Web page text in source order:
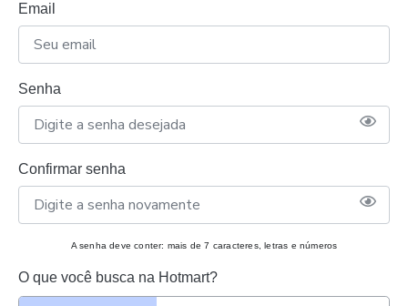
Email
Senha
Confirmar senha
A senha deve conter: mais de 7 caracteres, letras e números
O que você busca na Hotmart?